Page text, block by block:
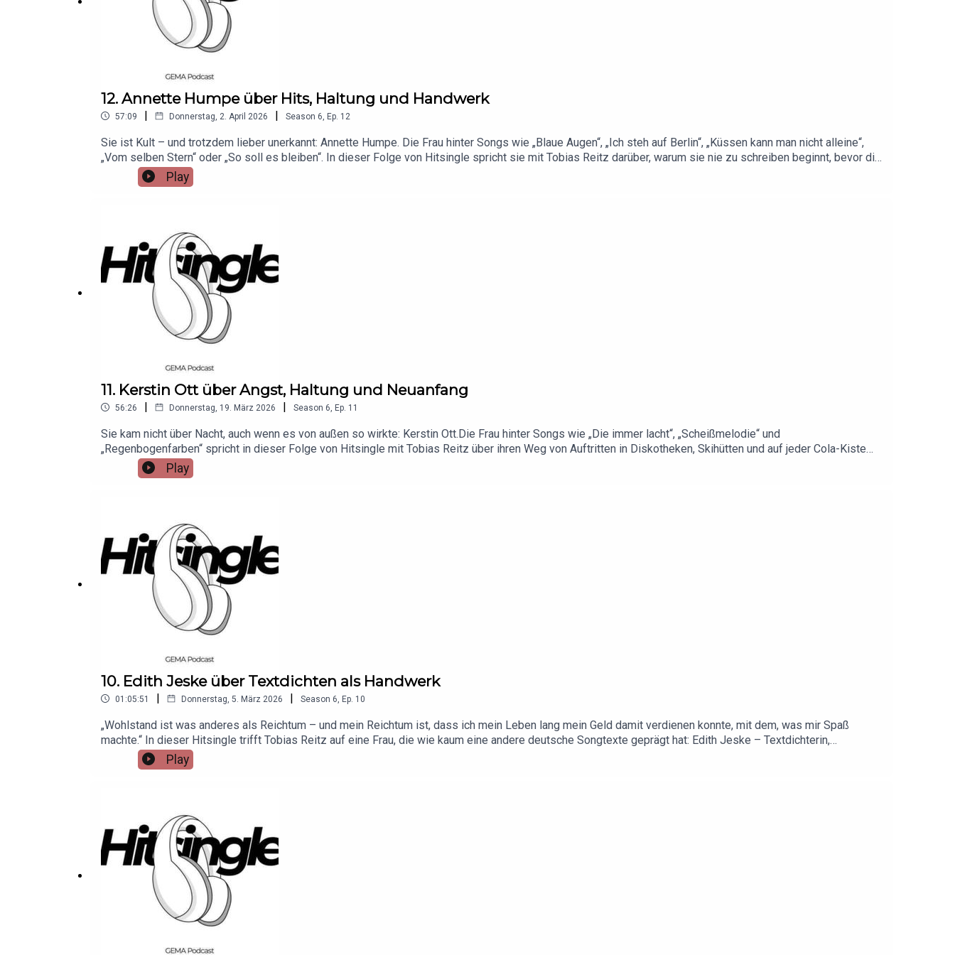
12. Annette Humpe über Hits, Haltung und Handwerk
57:09 | Donnerstag, 2. April 2026 | Season 6 Ep. 12
Sie ist Kult – und trotzdem lieber unerkannt: Annette Humpe. Die Frau hinter Songs wie „Blaue Augen“, „Ich steh auf Berlin“, „Küssen kann man nicht alleine“,
„Vom selben Stern“ oder „So soll es bleiben“. In dieser Folge von Hitsingle spricht sie mit Tobias Reitz darüber, warum sie nie zu schreiben beginnt, bevor die
perfekte Headline im Chorus da ist – und wie ein Hit entsteht, der Menschen durchs Leben begleitet: bei Hochzeiten, im Radio, in schweren Momenten.Sie
erzählt, warum sie sich als dienende Produzentin versteht – ob für Ideal, Ich + Ich, Udo Lindenberg, Die Prinzen oder Max Raabe – und weshalb ein Song erst
Play
11. Kerstin Ott über Angst, Haltung und Neuanfang
56:26 | Donnerstag, 19. März 2026 | Season 6 Ep. 11
Sie kam nicht über Nacht, auch wenn es von außen so wirkte: Kerstin Ott.Die Frau hinter Songs wie „Die immer lacht“, „Scheißmelodie“ und
„Regenbogenfarben“ spricht in dieser Folge von Hitsingle mit Tobias Reitz über ihren Weg von Auftritten in Diskotheken, Skihütten und auf jeder Cola-Kiste
bis an die Spitze der Charts.Kerstin Ott erzählt von Angst vor der Bühne, vom langen Ochsenweg durchs Musikgeschäft und davon, wie aus einem
Überraschungshit eine echte künstlerische Laufbahn wurde. Es geht um das Schreiben aus dem Alltag heraus, um Songs mit Haltung, um Loyalität im engsten
Play
10. Edith Jeske über Textdichten als Handwerk
01:05:51 | Donnerstag, 5. März 2026 | Season 6 Ep. 10
„Wohlstand ist was anderes als Reichtum – und mein Reichtum ist, dass ich mein Leben lang mein Geld damit verdienen konnte, mit dem, was mir Spaß
machte.“ In dieser Hitsingle trifft Tobias Reitz auf eine Frau, die wie kaum eine andere deutsche Songtexte geprägt hat: Edith Jeske – Textdichterin,
Librettistin, Coach, Mentorin. Über 700 bei der GEMA registrierte Werke – von Chanson und Kabarett über Schlager bis Pop geschrieben u. a. für Roland
Kaiser, Claudia Jung, Tim Fischer, Lilo Wanders, DJ Ötzi und viele mehr.
Play